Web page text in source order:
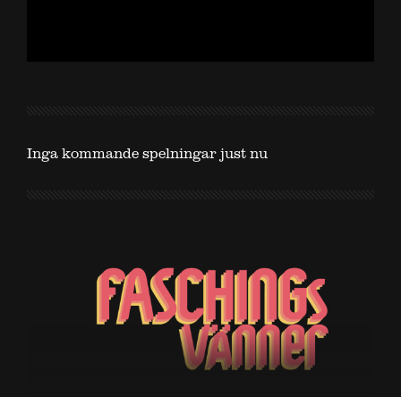
Inga kommande spelningar just nu